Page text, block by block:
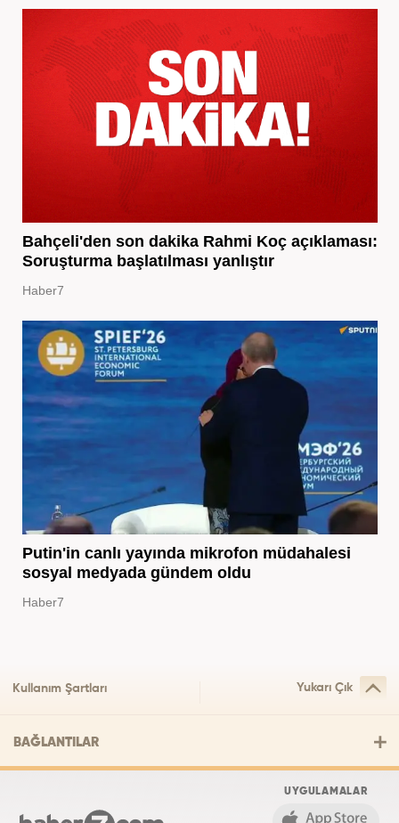
Bahçeli'den son dakika Rahmi Koç açıklaması:
Soruşturma başlatılması yanlıştır
Haber7
Putin'in canlı yayında mikrofon müdahalesi
sosyal medyada gündem oldu
Haber7
Kullanım Şartları Yukarı Çık
BAĞLANTILAR
UYGULAMALAR